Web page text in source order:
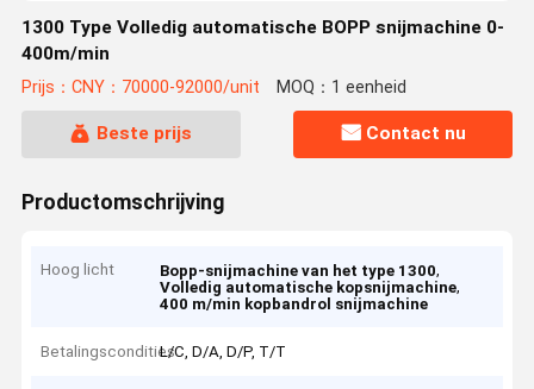
1300 Type Volledig automatische BOPP snijmachine 0-
400m/min
Prijs：CNY：70000-92000/unit MOQ：1 eenheid
Beste prijs Contact nu
Productomschrijving
Hoog licht Bopp-snijmachine van het type 1300,
Volledig automatische kopsnijmachine,
400 m/min kopbandrol snijmachine
BetalingsconditiesL/C, D/A, D/P, T/T